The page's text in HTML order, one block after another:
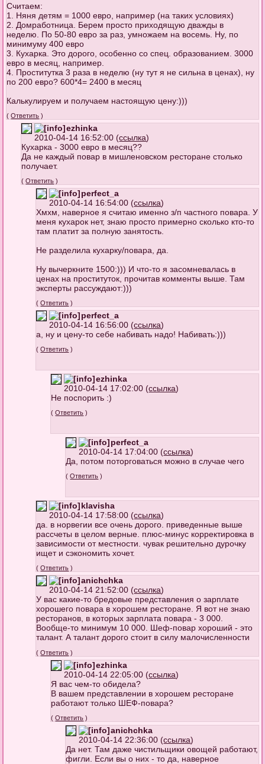
Считаем:
1. Няня детям = 1000 евро, например (на таких условиях)
2. Домработница. Берем просто приходящую дважды в
неделю. По 50-80 евро за раз, умножаем на восемь. Ну, по
минимуму 400 евро
3. Кухарка. Это дорого, особенно со спец. образованием. 3000
евро в месяц, например.
4. Проститутка 3 раза в неделю (ну тут я не сильна в ценах), ну
по 200 евро? 600*4= 2400 в месяц
Калькулируем и получаем настоящую цену:)))
(Ответить )
ezhinka
2010-04-14 16:52:00 (ссылка)
Кухарка - 3000 евро в месяц??
Да не каждый повар в мишленовском ресторане столько
получает.
(Ответить )
perfect_a
2010-04-14 16:54:00 (ссылка)
Хмхм, наверное я считаю именно з/п частного повара. У
меня кухарок нет, знаю просто примерно сколько кто-то
там платит за полную занятость.
Не разделила кухарку/повара, да.
Ну вычеркните 1500:))) И что-то я засомневалась в
ценах на проституток, прочитав комменты выше. Там
эксперты рассуждают:)))
(Ответить )
perfect_a
2010-04-14 16:56:00 (ссылка)
а, ну и цену-то себе набивать надо! Набивать:)))
(Ответить )
ezhinka
2010-04-14 17:02:00 (ссылка)
Не поспорить :)
(Ответить )
perfect_a
2010-04-14 17:04:00 (ссылка)
Да, потом поторговаться можно в случае чего
(Ответить )
klavisha
2010-04-14 17:58:00 (ссылка)
да. в норвегии все очень дорого. приведенные выше
рассчеты в целом верные. плюс-минус корректировка в
зависимости от местности. чувак решительно дурочку
ищет и сэкономить хочет.
(Ответить )
anichchka
2010-04-14 21:52:00 (ссылка)
У вас какие-то бредовые представления о зарплате
хорошего повара в хорошем ресторане. Я вот не знаю
ресторанов, в которых зарплата повара - 3 000.
Вообще-то минимум 10 000. Шеф-повар хороший - это
талант. А талант дорого стоит в силу малочисленности
(Ответить )
ezhinka
2010-04-14 22:05:00 (ссылка)
Я вас чем-то обидела?
В вашем представлении в хорошем ресторане
работают только ШЕФ-повара?
(Ответить )
anichchka
2010-04-14 22:36:00 (ссылка)
Да нет. Там даже чистильщики овощей работают,
фигли. Если вы о них - то да, наверное